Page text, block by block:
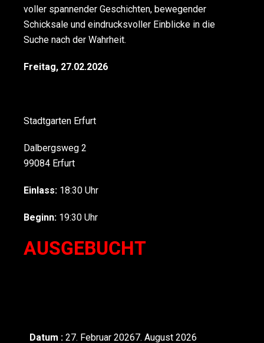
voller spannender Geschichten, bewegender
Schicksale und eindrucksvoller Einblicke in die
Suche nach der Wahrheit.
Freitag, 27.02.2026
Stadtgarten Erfurt
Dalbergsweg 2
99084 Erfurt
Einlass: 18:30 Uhr
Beginn: 19:30 Uhr
AUSGEBUCHT
Datum : 27. Februar 20267. August 2026